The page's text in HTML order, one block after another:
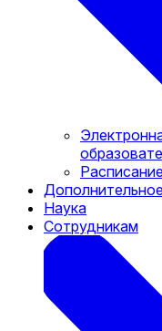
Наука
Сотрудникам